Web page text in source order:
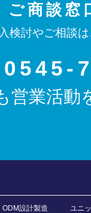
ご商談窓
検討やご相談
0545-
営業活動
ODM設計製造
ユニ